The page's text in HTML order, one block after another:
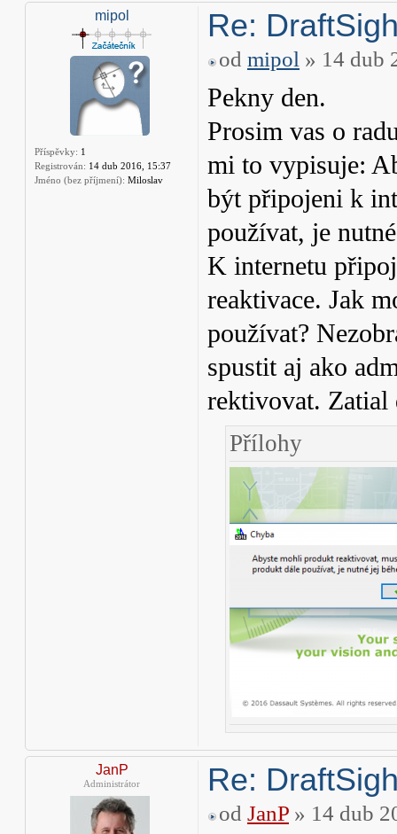
mipol
Příspěvky: 1
Registrován: 14 dub 2016, 15:37
Jméno (bez příjmení): Miloslav
Re:
od mipol » 14 dub
Pekny den.
Prosim vas o
mi to vypisuje:
být připojeni k
používat, je
K internetu
reaktivace. Jak
používat?
spustit aj ako
rektivovat. Zatial
Přílohy
JanP
Administrátor Re:
od JanP » 14 dub